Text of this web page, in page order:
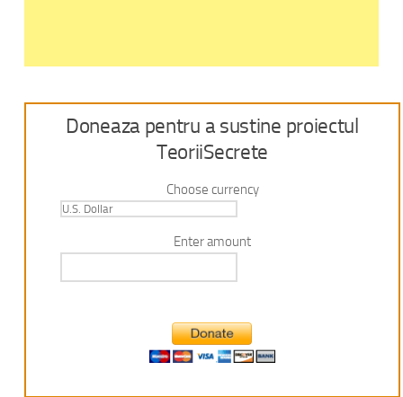
Doneaza pentru a sustine proiectul
TeoriiSecrete
Choose currency
Enter amount